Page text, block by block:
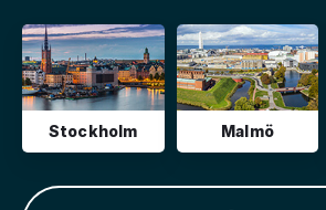
Stockholm Malmö